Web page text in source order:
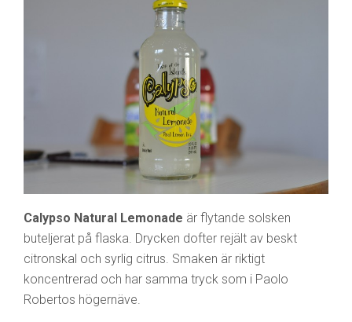
Calypso Natural Lemonade är flytande solsken
buteljerat på flaska. Drycken dofter rejält av beskt
citronskal och syrlig citrus. Smaken är riktigt
koncentrerad och har samma tryck som i Paolo
Robertos högernäve.